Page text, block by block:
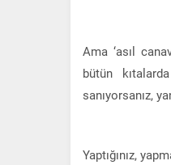
Ama ‘asıl
bütün
sanıyorsanız,
Yaptığınız,